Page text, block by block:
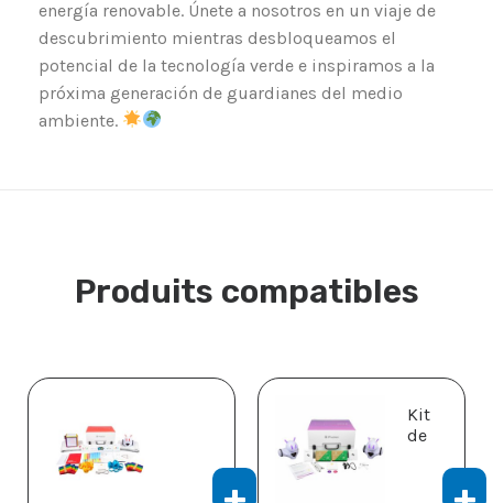
energía renovable. Únete a nosotros en un viaje de
descubrimiento mientras desbloqueamos el
potencial de la tecnología verde e inspiramos a la
próxima generación de guardianes del medio
ambiente.
Produits compatibles
Kit
de